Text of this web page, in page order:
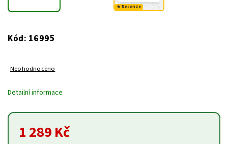
★ Recenze
Kód: 16995
Neohodnoceno
1 289 Kč
Detailní informace